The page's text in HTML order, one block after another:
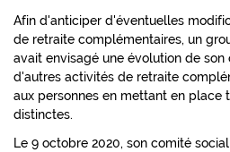
Afin d'anticiper d'éventuelles
de retraite complémentaires, un
avait envisagé une évolution de
d'autres activités de retraite
aux personnes en mettant en place
distinctes.
Le 9 octobre 2020, son comité